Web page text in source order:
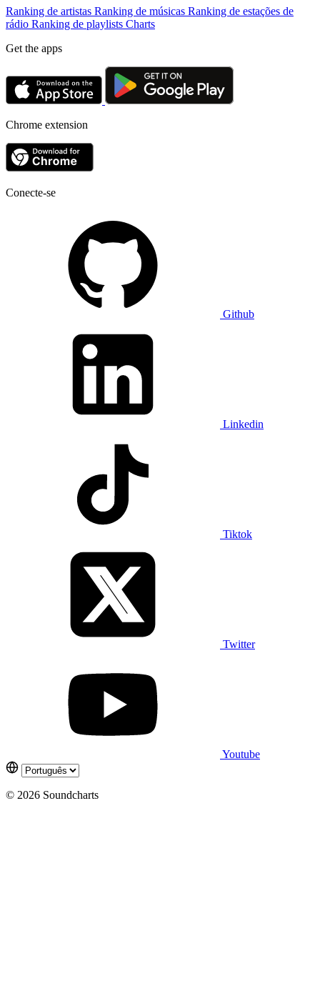
Ranking de artistas Ranking de músicas Ranking de estações de
rádio Ranking de playlists Charts
Get the apps
Chrome extension
Conecte-se
Github
Linkedin
Tiktok
Twitter
Youtube
© 2026 Soundcharts